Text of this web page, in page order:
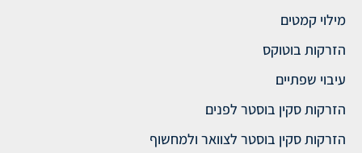
מילוי קמטים
הזרקות בוטוקס
עיבוי שפתיים
הזרקות סקין בוסטר לפנים
הזרקות סקין בוסטר לצוואר ולמחשוף